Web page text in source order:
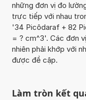
những đơn vị đo
trực tiếp với nhau
'34 Picôdaraf + 82
= ? cm^3'. Các đơn
nhiên phải khớp với
được đề cập.
Làm tròn kết